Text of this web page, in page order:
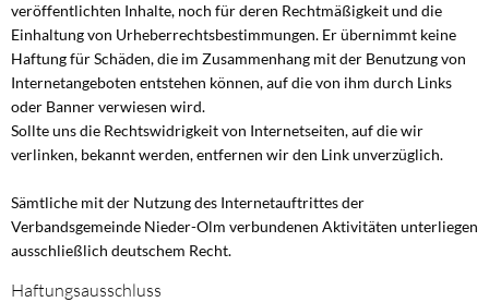
veröffentlichten Inhalte, noch für deren Rechtmäßigkeit und die
Einhaltung von Urheberrechtsbestimmungen. Er übernimmt keine
Haftung für Schäden, die im Zusammenhang mit der Benutzung von
Internetangeboten entstehen können, auf die von ihm durch Links
oder Banner verwiesen wird.
Sollte uns die Rechtswidrigkeit von Internetseiten, auf die wir
verlinken, bekannt werden, entfernen wir den Link unverzüglich.
Sämtliche mit der Nutzung des Internetauftrittes der
Verbandsgemeinde Nieder-Olm verbundenen Aktivitäten unterliegen
ausschließlich deutschem Recht.
Haftungsausschluss